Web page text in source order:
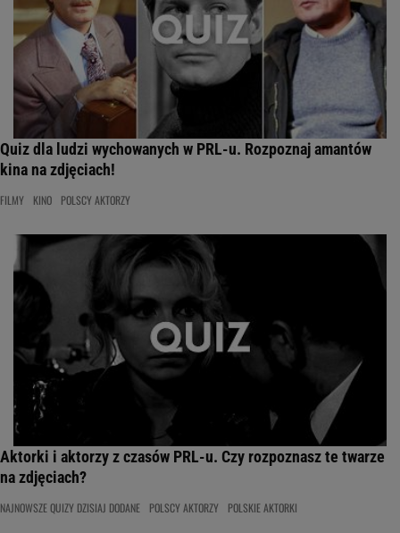
Quiz dla ludzi wychowanych w PRL-u. Rozpoznaj amantów
kina na zdjęciach!
FILMY KINO POLSCY AKTORZY
Aktorki i aktorzy z czasów PRL-u. Czy rozpoznasz te twarze
na zdjęciach?
NAJNOWSZE QUIZY DZISIAJ DODANE POLSCY AKTORZY POLSKIE AKTORKI